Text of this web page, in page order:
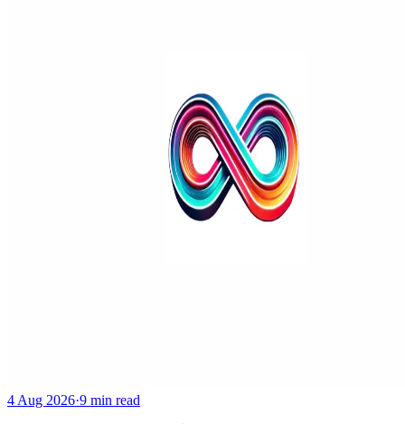
4 Aug 2026·9 min read